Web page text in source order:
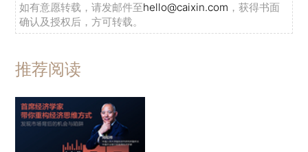
如有意愿转载，请发邮件至hello@caixin.com ，获得书面
确认及授权后，方可转载。
推荐阅读